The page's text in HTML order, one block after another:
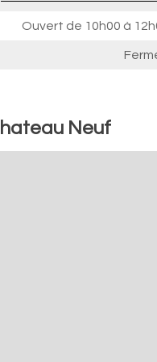
Ouvert de 10h00 à
Neuf